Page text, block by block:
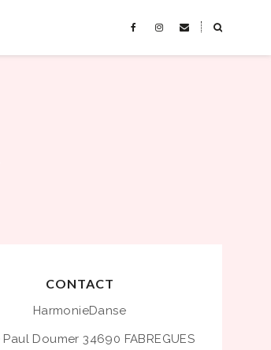
˟
CONTACT
HarmonieDanse
Paul Doumer34690 FABREGUES